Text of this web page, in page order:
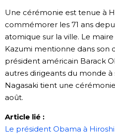
Une cérémonie est tenue à
commémorer les 71 ans
atomique sur la ville. Le maire
Kazumi mentionne dans son
président américain Barack
autres dirigeants du monde à
Nagasaki tient une
août.
Article lié :
Le président Obama à